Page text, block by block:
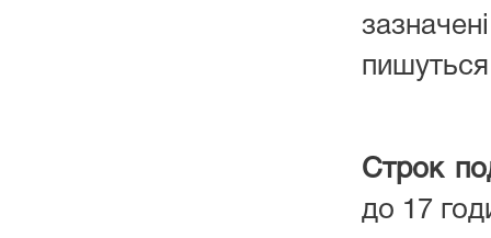
Строк
до 17